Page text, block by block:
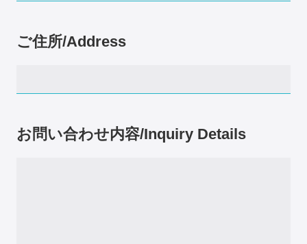
ご住所/Address
お問い合わせ内容/Inquiry Details